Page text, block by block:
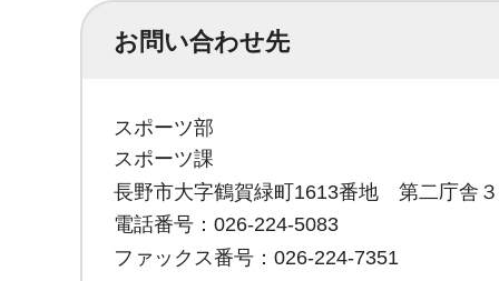
お問い合わせ先
スポーツ部
スポーツ課
長野市大字鶴賀緑町1613番地 第二庁舎
電話番号：026-224-5083
ファックス番号：026-224-7351